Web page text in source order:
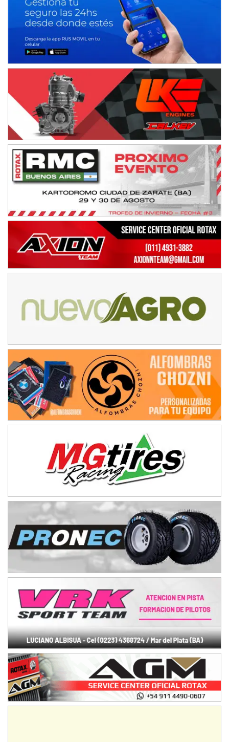
NORESTE SANTAFESINO - F6
Ciudad de Avellaneda (Asfalto)
SUR SANTAFESINO - F4
José Samuel Sánchez (Tierra)
Rufino (Santa Fe)
TUCUMANO - F5
Juan Navarro (Asfalto)
El Timbó (Tucumán)